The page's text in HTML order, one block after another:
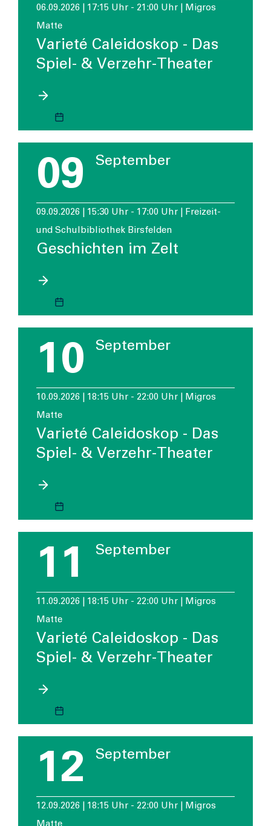
06.09.2026 | 17:15 Uhr - 21:00 Uhr | Migros
Matte
Varieté Caleidoskop - Das
Spiel- & Verzehr-Theater
09 September
09.09.2026 | 15:30 Uhr - 17:00 Uhr | Freizeit-
und Schulbibliothek Birsfelden
Geschichten im Zelt
10 September
10.09.2026 | 18:15 Uhr - 22:00 Uhr | Migros
Matte
Varieté Caleidoskop - Das
Spiel- & Verzehr-Theater
11 September
11.09.2026 | 18:15 Uhr - 22:00 Uhr | Migros
Matte
Varieté Caleidoskop - Das
Spiel- & Verzehr-Theater
12 September
12.09.2026 | 18:15 Uhr - 22:00 Uhr | Migros
Matte